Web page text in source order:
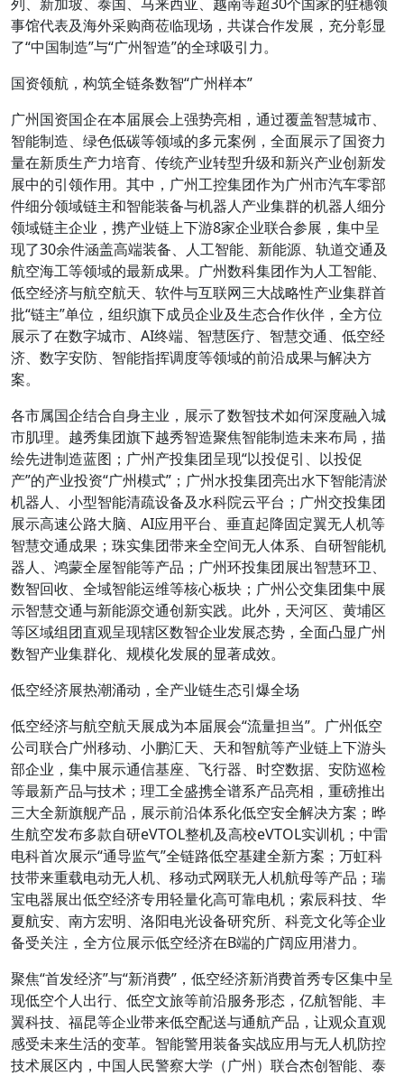
事馆代表及海外采购商莅临现场，共谋合作发展，充分彰显
了“中国制造”与“广州智造”的全球吸引力。
国资领航，构筑全链条数智“广州样本”
广州国资国企在本届展会上强势亮相，通过覆盖智慧城市、
智能制造、绿色低碳等领域的多元案例，全面展示了国资力
量在新质生产力培育、传统产业转型升级和新兴产业创新发
展中的引领作用。其中，广州工控集团作为广州市汽车零部
件细分领域链主和智能装备与机器人产业集群的机器人细分
领域链主企业，携产业链上下游8家企业联合参展，集中呈
现了30余件涵盖高端装备、人工智能、新能源、轨道交通及
航空海工等领域的最新成果。广州数科集团作为人工智能、
低空经济与航空航天、软件与互联网三大战略性产业集群首
批“链主”单位，组织旗下成员企业及生态合作伙伴，全方位
展示了在数字城市、AI终端、智慧医疗、智慧交通、低空经
济、数字安防、智能指挥调度等领域的前沿成果与解决方
案。
各市属国企结合自身主业，展示了数智技术如何深度融入城
市肌理。越秀集团旗下越秀智造聚焦智能制造未来布局，描
绘先进制造蓝图；广州产投集团呈现“以投促引、以投促
产”的产业投资“广州模式”；广州水投集团亮出水下智能清淤
机器人、小型智能清疏设备及水科院云平台；广州交投集团
展示高速公路大脑、AI应用平台、垂直起降固定翼无人机等
智慧交通成果；珠实集团带来全空间无人体系、自研智能机
器人、鸿蒙全屋智能等产品；广州环投集团展出智慧环卫、
数智回收、全域智能运维等核心板块；广州公交集团集中展
示智慧交通与新能源交通创新实践。此外，天河区、黄埔区
等区域组团直观呈现辖区数智企业发展态势，全面凸显广州
数智产业集群化、规模化发展的显著成效。
低空经济展热潮涌动，全产业链生态引爆全场
低空经济与航空航天展成为本届展会“流量担当”。广州低空
公司联合广州移动、小鹏汇天、天和智航等产业链上下游头
部企业，集中展示通信基座、飞行器、时空数据、安防巡检
等最新产品与技术；理工全盛携全谱系产品亮相，重磅推出
三大全新旗舰产品，展示前沿体系化低空安全解决方案；晔
生航空发布多款自研eVTOL整机及高校eVTOL实训机；中雷
电科首次展示“通导监气”全链路低空基建全新方案；万虹科
技带来重载电动无人机、移动式网联无人机航母等产品；瑞
宝电器展出低空经济专用轻量化高可靠电机；索辰科技、华
夏航安、南方宏明、洛阳电光设备研究所、科竞文化等企业
备受关注，全方位展示低空经济在B端的广阔应用潜力。
聚焦“首发经济”与“新消费”，低空经济新消费首秀专区集中呈
现低空个人出行、低空文旅等前沿服务形态，亿航智能、丰
翼科技、福昆等企业带来低空配送与通航产品，让观众直观
感受未来生活的变革。智能警用装备实战应用与无人机防控
技术展区内，中国人民警察大学（广州）联合杰创智能、泰